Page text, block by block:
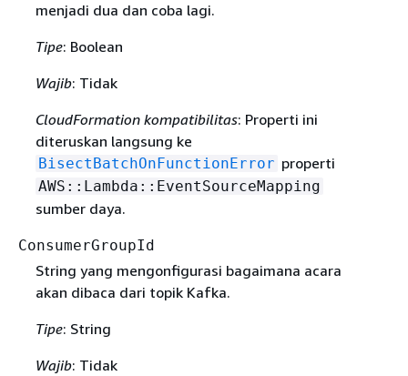
menjadi dua dan coba lagi.
Tipe: Boolean
Wajib: Tidak
CloudFormation kompatibilitas: Properti ini
diteruskan langsung ke
BisectBatchOnFunctionError properti
AWS::Lambda::EventSourceMapping
sumber daya.
ConsumerGroupId
String yang mengonfigurasi bagaimana acara
akan dibaca dari topik Kafka.
Tipe: String
Wajib: Tidak